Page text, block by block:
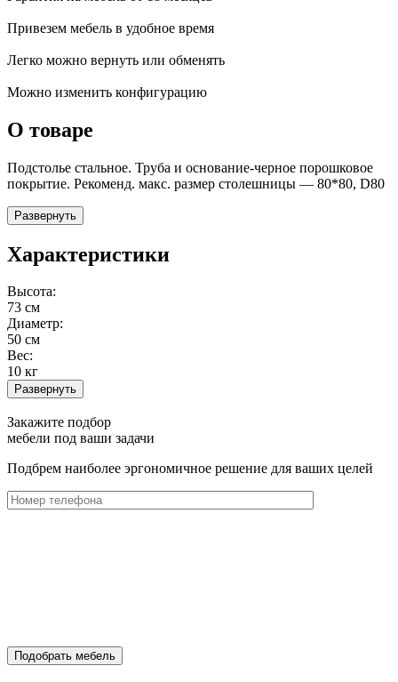
Привезем мебель в удобное время
Легко можно вернуть или обменять
Можно изменить конфигурацию
О товаре
Подстолье стальное. Труба и основание-черное порошковое
покрытие. Рекоменд. макс. размер столешницы — 80*80, D80
Развернуть
Характеристики
Высота:
73 см
Диаметр:
50 см
Вес:
10 кг
Развернуть
Закажите подбор
мебели под ваши задачи
Подбрем наиболее эргономичное решение для ваших целей
Подобрать мебель